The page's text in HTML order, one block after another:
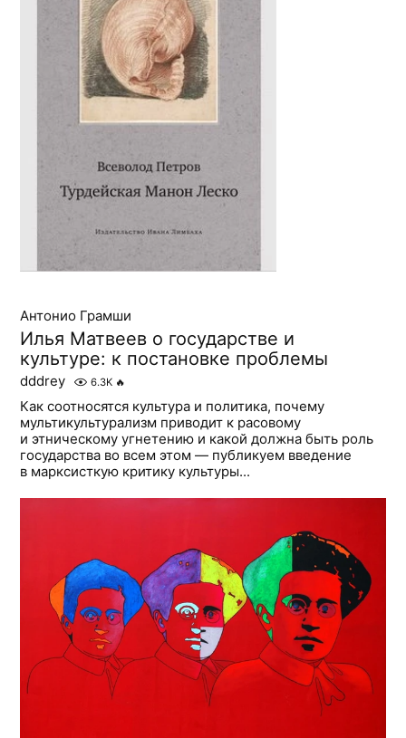
Антонио Грамши
Илья Матвеев о государстве и
культуре: к постановке проблемы
dddrey 6.3K 🔥
Как соотносятся культура и политика, почему
мультикультурализм приводит к расовому
и этническому угнетению и какой должна быть роль
государства во всем этом — публикуем введение
в марксисткую критику культуры...